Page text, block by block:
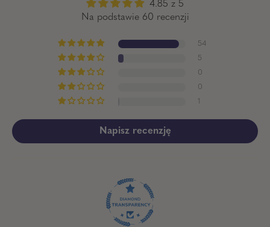
4.85 z 5
Na podstawie 60 recenzji
54
5
0
0
1
Napisz recenzję